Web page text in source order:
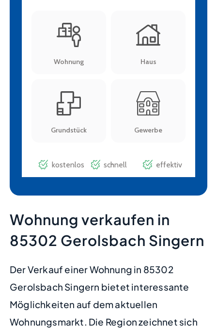
Wohnung verkaufen in
85302 Gerolsbach Singern
Der Verkauf einer Wohnung in 85302
Gerolsbach Singern bietet interessante
Möglichkeiten auf dem aktuellen
Wohnungsmarkt. Die Region zeichnet sich